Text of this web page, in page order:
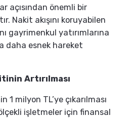
açısından önemli bir
Nakit akışını koruyabilen
gayrimenkul yatırımlarına
daha esnek hareket
Artırılması
milyon TL’ye çıkarılması
işletmeler için finansal